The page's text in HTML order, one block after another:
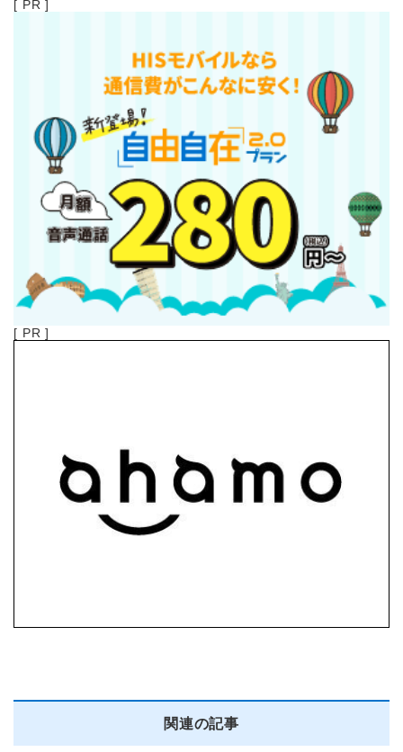
[ PR ]
[ PR ]
関連の記事